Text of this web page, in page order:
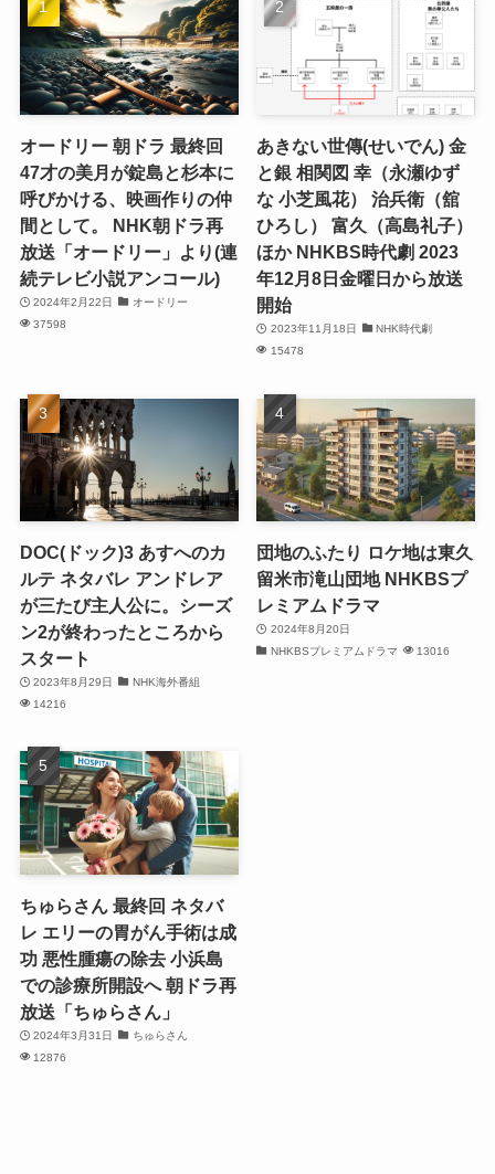
オードリー 朝ドラ 最終回
47才の美月が錠島と杉本に
呼びかける、映画作りの仲
間として。 NHK朝ドラ再
放送「オードリー」より(連
続テレビ小説アンコール)
2024年2月22日
オードリー
37598
あきない世傳(せいでん) 金
と銀 相関図 幸（永瀬ゆず
な 小芝風花） 治兵衛（舘
ひろし） 富久（高島礼子）
ほか NHKBS時代劇 2023
年12月8日金曜日から放送
開始
2023年11月18日
NHK時代劇
15478
DOC(ドック)3 あすへのカ
ルテ ネタバレ アンドレア
が三たび主人公に。シーズ
ン2が終わったところから
スタート
2023年8月29日
NHK海外番組
14216
団地のふたり ロケ地は東久
留米市滝山団地 NHKBSプ
レミアムドラマ
2024年8月20日
NHKBSプレミアムドラマ
13016
ちゅらさん 最終回 ネタバ
レ エリーの胃がん手術は成
功 悪性腫瘍の除去 小浜島
での診療所開設へ 朝ドラ再
放送「ちゅらさん」
2024年3月31日
ちゅらさん
12876